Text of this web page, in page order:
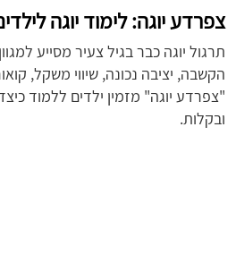
צפרדע יוגה: לימוד יוגה
תרגול יוגה כבר בגיל צעיר מסייע
הקשבה, יציבה נכונה, שיווי משקל,
"צפרדע יוגה" מזמין ילדים ללמוד
ובקלות.